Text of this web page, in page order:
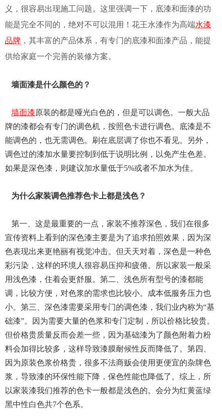
义，很容易出现施工问题。这里强调一下，底漆和面漆的功
能是完全不同的，绝对不可以混用！花王水漆作为高端水漆
品牌 ，其丰富的产品体系，有专门的底漆和面漆产品，能提
供给家庭一个完善的装修方案。
墙面漆是什么颜色的？
墙面漆原装的都是哑光白色的，但是可以调色。一般大品
牌的漆都会有专门的调色机，按照色卡进行调色。底漆是不
能调色的，也无需调色。刷在底层调了你也不看见。另外，
调色过的漆加水量要控制到低于说明比例，以免产生色差。
如果是深色漆，则建议加水量低于5%或者不加水为佳。
为什么家装调色推荐色卡上都是浅色？
第一、这是最重要的一点，家装不推荐深色，我们在很多
宣传资料上看到的深色漆主要是为了追求拍照效果，因为深
色表现出来更艳丽有视觉冲击。但天天对着，深色是一种色
彩污染，这样的环境人很容易压抑和疲倦。所以家装一般采
用浅色漆，住着会更舒服。第二、浅色所有型号的漆都能
调，比较方便，对色浆的需求也比较小。成本低服务压力也
小。第三、深色漆需要采用专门的调色漆，我们业内称为“基
础漆”。因为需要大量的色浆和专门定制，所以价格比较贵。
但价格贵质量反而会差一些，因为基础漆为了颜色附着力粉
料会加得比较多，这样导致漆膜耐候性反而降低了。第四、
因为原装色浆价格贵，很多不法商贩会使用更便宜的杂牌色
浆，导致漆的环保性能下降，保色性能也降低了。综上，所
以家装漆我们推荐的色卡一般都是浅色的。会分为红黄蓝绿
黑中性白色共7个色系。